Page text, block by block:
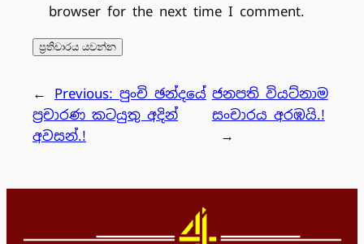
browser for the next time I comment.
← Previous: පුංචි ඡන්දයේ
ප්‍රචාරණ කටයුතු අදින්
අවසන්.!
ජනපති වියට්නාම
සංචාරය අරඹයි.!
→